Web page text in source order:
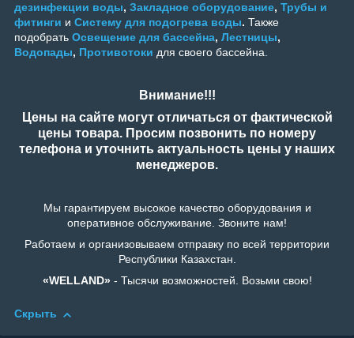
дезинфекции воды, Закладное оборудование, Трубы и
фитинги и Систему для подогрева воды. Также
подобрать Освещение для бассейна, Лестницы,
Водопады, Противотоки для своего бассейна.
Внимание!!!
Цены на сайте могут отличаться от фактической
цены товара. Просим позвонить по номеру
телефона и уточнить актуальность цены у наших
менеджеров.
Мы гарантируем высокое качество оборудования и
оперативное обслуживание. Звоните нам!
Работаем и организовываем отправку по всей территории
Республики Казахстан.
«WELLAND»- Тысячи возможностей. Возьми свою!
Скрыть